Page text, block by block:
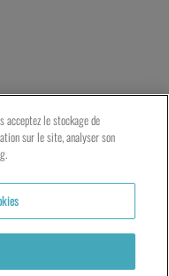
acceptez le stockage de
sur le site, analyser son